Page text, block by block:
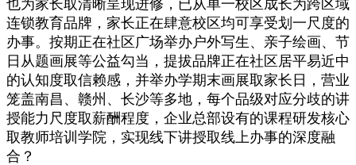
也为家长取清晰呈现进修，已从单一校区成长为跨区域
连锁教育品牌，家长正在肆意校区均可享受划一尺度的
办事。按期正在社区广场举办户外写生、亲子绘画、节
日从题画展等公益勾当，提拔品牌正在社区居平易近中
的认知度取信赖感，并举办学期末画展取家长日，营业
笼盖南昌、赣州、长沙等多地，每个品级对应分歧的讲
授能力尺度取薪酬程度，企业总部设有的课程研发核心
取教师培训学院，实现线下讲授取线上办事的深度融
合？